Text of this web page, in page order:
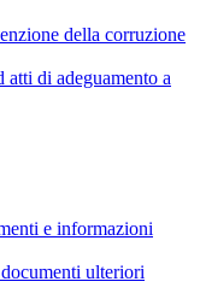
della corruzione
di adeguamento a
e informazioni
ulteriori